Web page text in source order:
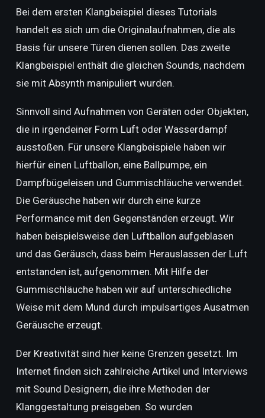
Bei dem ersten Klangbeispiel dieses Tutorials
handelt es sich um die Originalaufnahmen, die als
Basis für unsere Türen dienen sollen. Das zweite
Klangbeispiel enthält die gleichen Sounds, nachdem
sie mit Absynth manipuliert wurden.
Sinnvoll sind Aufnahmen von Geräten oder Objekten,
die in irgendeiner Form Luft oder Wasserdampf
ausstoßen. Für unsere Klangbeispiele haben wir
hierfür einen Luftballon, eine Ballpumpe, ein
Dampfbügeleisen und Gummischläuche verwendet.
Die Geräusche haben wir durch eine kurze
Performance mit den Gegenständen erzeugt. Wir
haben beispielsweise den Luftballon aufgeblasen
und das Geräusch, dass beim Herauslassen der Luft
entstanden ist, aufgenommen. Mit Hilfe der
Gummischläuche haben wir auf unterschiedliche
Weise mit dem Mund durch impulsartiges Ausatmen
Geräusche erzeugt.
Der Kreativität sind hier keine Grenzen gesetzt. Im
Internet finden sich zahlreiche Artikel und Interviews
mit Sound Designern, die ihre Methoden der
Klanggestaltung preisgeben. So wurden